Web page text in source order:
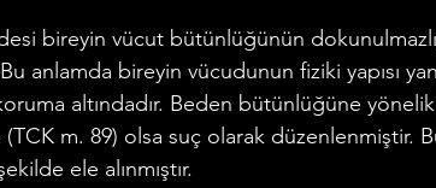
Yatar Hesaplama İcra Hukuku İdare
Makalelerimiz Polis - Asker Hukuku
bireyin vücut bütünlüğünün
anlamda bireyin vücudunun fiziki yapısı
altındadır. Beden bütünlüğüne
m. 89) olsa suç olarak düzenlenmiştir.
ele alınmıştır.